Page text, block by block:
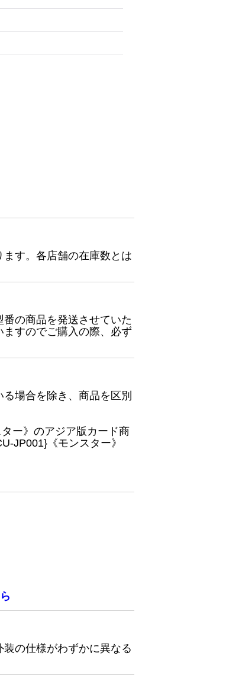
す。各店舗の在庫数とは
の商品を発送させていた
すのでご購入の際、必ず
場合を除き、商品を区別
ー》のアジア版カード商
JP001}《モンスター》
の仕様がわずかに異なる